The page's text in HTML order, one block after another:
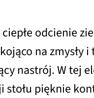
odcienie
na zmysły
nastrój. W tej
stołu pięknie